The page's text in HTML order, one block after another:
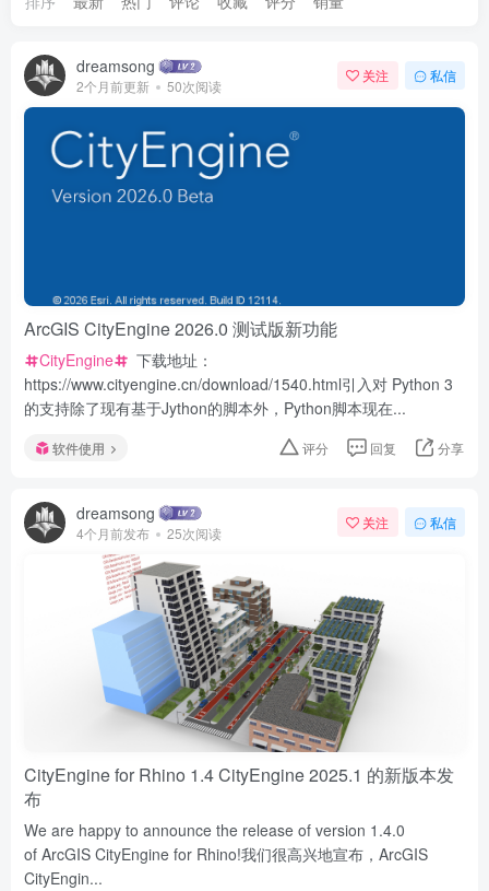
dreamsong
2个月前更新 50次阅读
关注 私信
ArcGIS CityEngine 2026.0 测试版新功能
CityEngine
下载地址：
https://www.cityengine.cn/download/1540.html引入对 Python 3
的支持除了现有基于Jython的脚本外，Python脚本现在...
软件使用 评分 回复 分享
dreamsong
4个月前发布 25次阅读
关注 私信
CityEngine for Rhino 1.4 CityEngine 2025.1 的新版本发
布
We are happy to announce the release of version 1.4.0
of ArcGIS CityEngine for Rhino!我们很高兴地宣布，ArcGIS
CityEngin...